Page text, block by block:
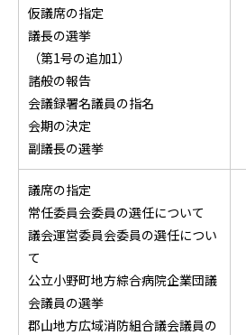
仮議席の指定
議長の選挙
（第1号の追加1）
諸般の報告
会議録署名議員の指名
会期の決定
副議長の選挙
議席の指定
常任委員会委員の選任について
議会運営委員会委員の選任につい
て
公立小野町地方綜合病院企業団議
会議員の選挙
郡山地方広域消防組合議会議員の